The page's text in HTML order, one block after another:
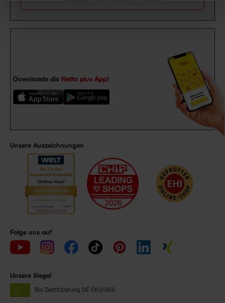
Downloade die Netto plus App!
Unsere Auszeichnungen
Folge uns auf
Unsere Siegel
Bio Zertifizierung DE-ÖKO-060